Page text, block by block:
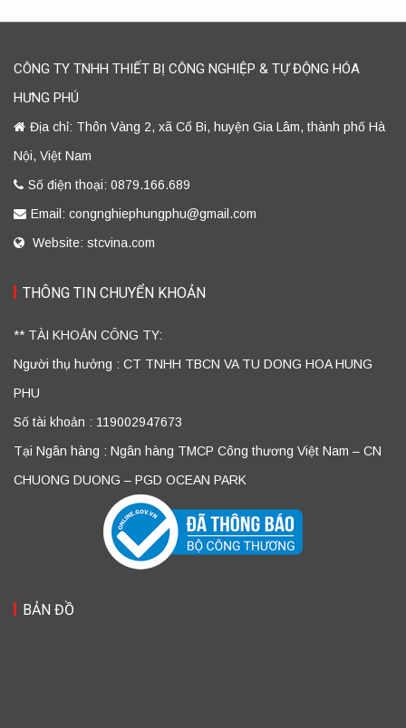
CÔNG TY TNHH THIẾT BỊ CÔNG NGHIỆP & TỰ ĐỘNG HÓA
HƯNG PHÚ
Địa chỉ: Thôn Vàng 2, xã Cổ Bi, huyện Gia Lâm, thành phố Hà
Nội, Việt Nam
Số điện thoại: 0879.166.689
Email: congnghiephungphu@gmail.com
Website: stcvina.com
THÔNG TIN CHUYỂN KHOẢN
** TÀI KHOẢN CÔNG TY:
Người thụ hưởng : CT TNHH TBCN VA TU DONG HOA HUNG
PHU
Số tài khoản : 119002947673
Tại Ngân hàng : Ngân hàng TMCP Công thương Việt Nam – CN
CHUONG DUONG – PGD OCEAN PARK
BẢN ĐỒ